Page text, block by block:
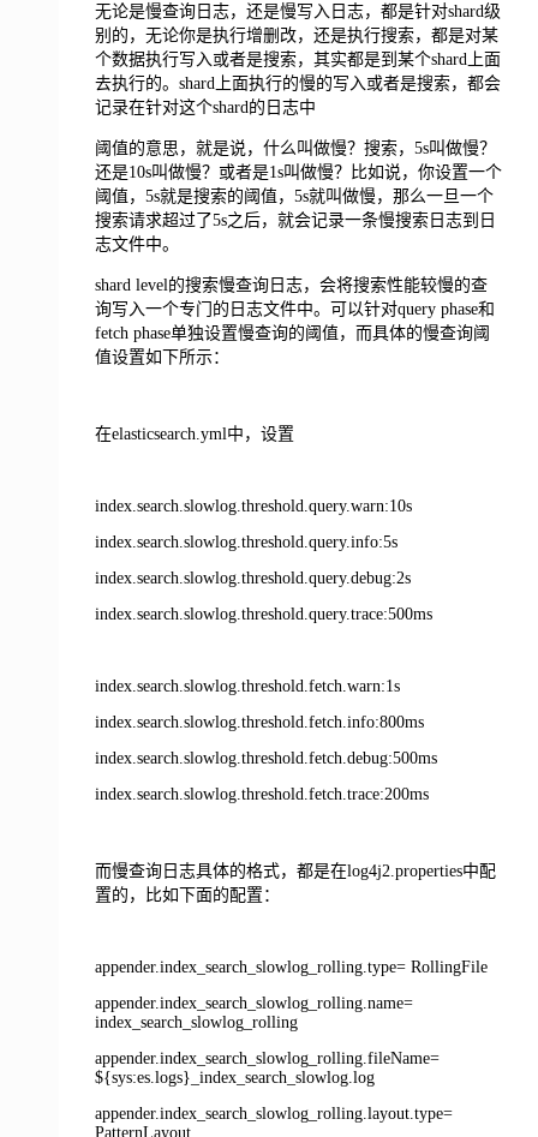
无论是慢查询日志，还是慢写入日志，都是针对shard级
别的，无论你是执行增删改，还是执行搜索，都是对某
个数据执行写入或者是搜索，其实都是到某个shard上面
去执行的。shard上面执行的慢的写入或者是搜索，都会
记录在针对这个shard的日志中
阈值的意思，就是说，什么叫做慢？搜索，5s叫做慢？
还是10s叫做慢？或者是1s叫做慢？比如说，你设置一个
阈值，5s就是搜索的阈值，5s就叫做慢，那么一旦一个
搜索请求超过了5s之后，就会记录一条慢搜索日志到日
志文件中。
shard level的搜索慢查询日志，会将搜索性能较慢的查
询写入一个专门的日志文件中。可以针对query phase和
fetch phase单独设置慢查询的阈值，而具体的慢查询阈
值设置如下所示：
在elasticsearch.yml中，设置
index.search.slowlog.threshold.query.warn:10s
index.search.slowlog.threshold.query.info:5s
index.search.slowlog.threshold.query.debug:2s
index.search.slowlog.threshold.query.trace:500ms
index.search.slowlog.threshold.fetch.warn:1s
index.search.slowlog.threshold.fetch.info:800ms
index.search.slowlog.threshold.fetch.debug:500ms
index.search.slowlog.threshold.fetch.trace:200ms
而慢查询日志具体的格式，都是在log4j2.properties中配
置的，比如下面的配置：
appender.index_search_slowlog_rolling.type= RollingFile
appender.index_search_slowlog_rolling.name=
index_search_slowlog_rolling
appender.index_search_slowlog_rolling.fileName=
${sys:es.logs}_index_search_slowlog.log
appender.index_search_slowlog_rolling.layout.type=
PatternLayout